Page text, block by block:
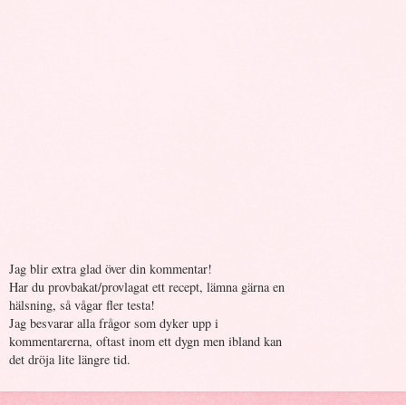
Jag blir extra glad över din kommentar!
Har du provbakat/provlagat ett recept, lämna gärna en
hälsning, så vågar fler testa!
Jag besvarar alla frågor som dyker upp i
kommentarerna, oftast inom ett dygn men ibland kan
det dröja lite längre tid.